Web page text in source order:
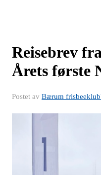
Reisebrev
Årets første
Postet av Bærum